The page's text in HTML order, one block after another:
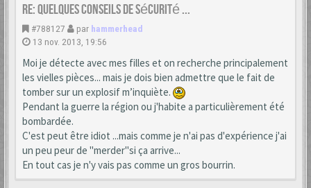
Re: Quelques conseils de sécurité ...
#788127 par hammerhead
13 nov. 2013, 19:56
Moi je détecte avec mes filles et on recherche principalement
les vielles pièces... mais je dois bien admettre que le fait de
tomber sur un explosif m’inquiète.
Pendant la guerre la région ou j'habite a particulièrement été
bombardée.
C'est peut être idiot ...mais comme je n'ai pas d'expérience j'ai
un peu peur de "merder"si ça arrive...
En tout cas je n'y vais pas comme un gros bourrin.